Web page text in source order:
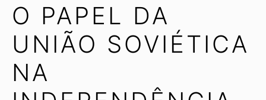
O PAPEL DA
UNIÃO SOVIÉTICA
NA